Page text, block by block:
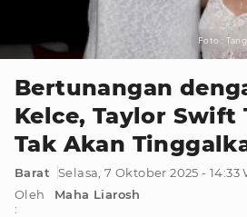
Foto :
Bertunangan
Kelce, Taylor Swift
Tak Akan
Barat
Selasa, 7 Oktober 2025 - 14:33
Oleh
:
Maha Liarosh